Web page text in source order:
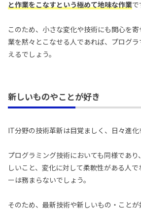
と作業をこなすという極めて地味な作業で
このため、小さな変化や技術にも関心を
業を黙々とこなせる人であれば、プログ
えるでしょう。
新しいものやことが好き
IT分野の技術革新は目覚ましく、日々進化
プログラミング技術においても同様であ
しいこと、変化に対して柔軟性がある人
ーは務まらないでしょう。
そのため、最新技術や新しいもの・こと